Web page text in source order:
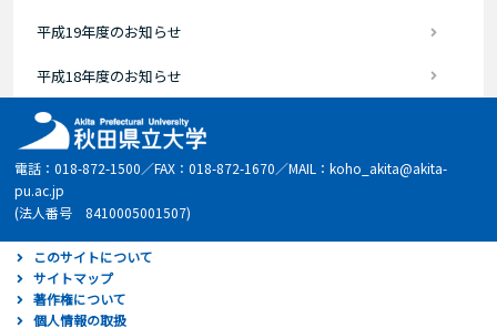
平成19年度のお知らせ
平成18年度のお知らせ
電話：018-872-1500／FAX：018-872-1670／MAIL：koho_akita@akita-
pu.ac.jp
(法人番号 8410005001507)
このサイトについて
サイトマップ
著作権について
個人情報の取扱